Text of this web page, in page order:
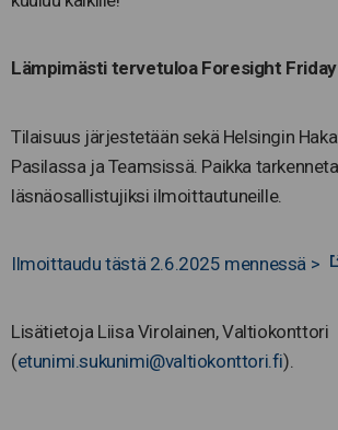
Lämpimästi tervetuloa Foresight
Tilaisuus järjestetään sekä Helsingin
Pasilassa ja Teamsissä. Paikka
läsnäosallistujiksi ilmoittautuneille.
Ilmoittaudu tästä 2.6.2025 mennessä >
Lisätietoja Liisa Virolainen, Valtiokonttori
(etunimi.sukunimi@valtiokonttori.fi).